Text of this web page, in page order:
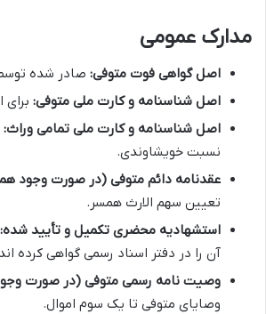
مدارک عمومی
اصل گواهی فوت متوفی: صادر شده
اصل شناسنامه و کارت ملی متوفی: برای
اصل شناسنامه و کارت ملی تمامی وراث:
نسبت خویشاوندی.
عقدنامه دائم متوفی (در صورت وجود
تعیین سهم الارث همسر.
استشهادیه محضری تکمیل و تأیید شده:
آن را در دفتر اسناد رسمی گواهی کرده
وصیت نامه رسمی متوفی (در صورت
وصایای متوفی تا یک سوم اموال.